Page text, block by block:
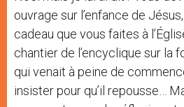
ouvrage sur l’enfance de
cadeau que vous faites à
chantier de l’encyclique sur la
qui venait à peine de
insister pour qu’il repousse…